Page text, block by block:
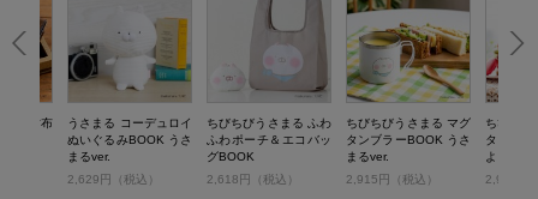
折り財布
うさまる コーデュロイ
ぬいぐるみBOOK うさ
まるver.
2,629円（税込）
ちびちびうさまる ふわ
ふわポーチ＆エコバッ
グBOOK
2,618円（税込）
ちびちびうさまる マグ
タンブラーBOOK うさ
まるver.
2,915円（税込）
ちびちび
タンブラ
よしver.
2,915円